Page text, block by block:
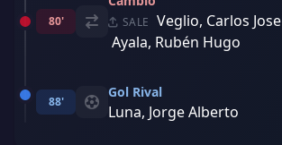
80' SALE Veglio, Carlos Jose
Ayala, Rubén Hugo
88'
Gol Rival
Luna, Jorge Alberto